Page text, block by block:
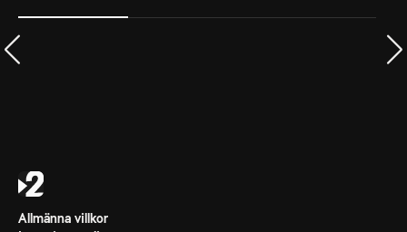
Allmänna villkor